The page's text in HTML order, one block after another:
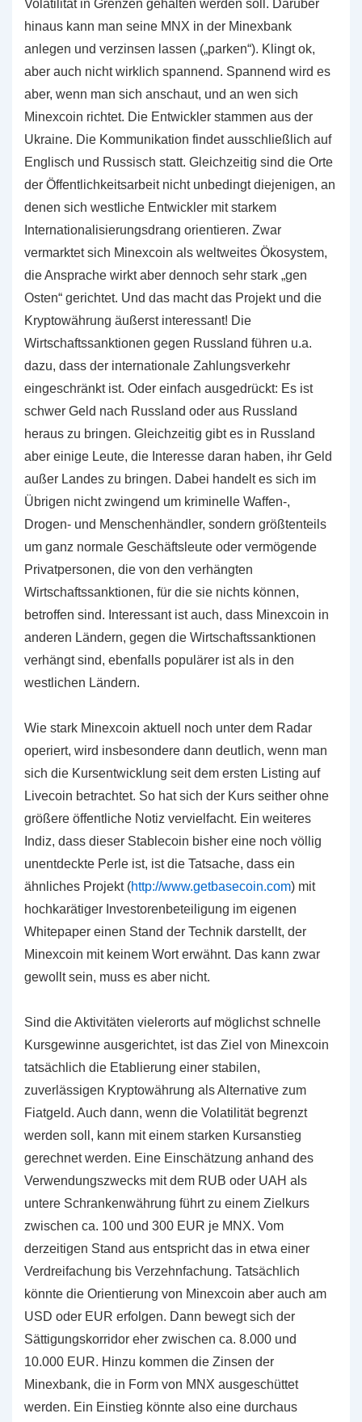
Volatilität in Grenzen gehalten werden soll. Darüber
hinaus kann man seine MNX in der Minexbank
anlegen und verzinsen lassen („parken“). Klingt ok,
aber auch nicht wirklich spannend. Spannend wird es
aber, wenn man sich anschaut, und an wen sich
Minexcoin richtet. Die Entwickler stammen aus der
Ukraine. Die Kommunikation findet ausschließlich auf
Englisch und Russisch statt. Gleichzeitig sind die Orte
der Öffentlichkeitsarbeit nicht unbedingt diejenigen, an
denen sich westliche Entwickler mit starkem
Internationalisierungsdrang orientieren. Zwar
vermarktet sich Minexcoin als weltweites Ökosystem,
die Ansprache wirkt aber dennoch sehr stark „gen
Osten“ gerichtet. Und das macht das Projekt und die
Kryptowährung äußerst interessant! Die
Wirtschaftssanktionen gegen Russland führen u.a.
dazu, dass der internationale Zahlungsverkehr
eingeschränkt ist. Oder einfach ausgedrückt: Es ist
schwer Geld nach Russland oder aus Russland
heraus zu bringen. Gleichzeitig gibt es in Russland
aber einige Leute, die Interesse daran haben, ihr Geld
außer Landes zu bringen. Dabei handelt es sich im
Übrigen nicht zwingend um kriminelle Waffen-,
Drogen- und Menschenhändler, sondern größtenteils
um ganz normale Geschäftsleute oder vermögende
Privatpersonen, die von den verhängten
Wirtschaftssanktionen, für die sie nichts können,
betroffen sind. Interessant ist auch, dass Minexcoin in
anderen Ländern, gegen die Wirtschaftssanktionen
verhängt sind, ebenfalls populärer ist als in den
westlichen Ländern.
Wie stark Minexcoin aktuell noch unter dem Radar
operiert, wird insbesondere dann deutlich, wenn man
sich die Kursentwicklung seit dem ersten Listing auf
Livecoin betrachtet. So hat sich der Kurs seither ohne
größere öffentliche Notiz vervielfacht. Ein weiteres
Indiz, dass dieser Stablecoin bisher eine noch völlig
unentdeckte Perle ist, ist die Tatsache, dass ein
ähnliches Projekt (http://www.getbasecoin.com) mit
hochkarätiger Investorenbeteiligung im eigenen
Whitepaper einen Stand der Technik darstellt, der
Minexcoin mit keinem Wort erwähnt. Das kann zwar
gewollt sein, muss es aber nicht.
Sind die Aktivitäten vielerorts auf möglichst schnelle
Kursgewinne ausgerichtet, ist das Ziel von Minexcoin
tatsächlich die Etablierung einer stabilen,
zuverlässigen Kryptowährung als Alternative zum
Fiatgeld. Auch dann, wenn die Volatilität begrenzt
werden soll, kann mit einem starken Kursanstieg
gerechnet werden. Eine Einschätzung anhand des
Verwendungszwecks mit dem RUB oder UAH als
untere Schrankenwährung führt zu einem Zielkurs
zwischen ca. 100 und 300 EUR je MNX. Vom
derzeitigen Stand aus entspricht das in etwa einer
Verdreifachung bis Verzehnfachung. Tatsächlich
könnte die Orientierung von Minexcoin aber auch am
USD oder EUR erfolgen. Dann bewegt sich der
Sättigungskorridor eher zwischen ca. 8.000 und
10.000 EUR. Hinzu kommen die Zinsen der
Minexbank, die in Form von MNX ausgeschüttet
werden. Ein Einstieg könnte also eine durchaus